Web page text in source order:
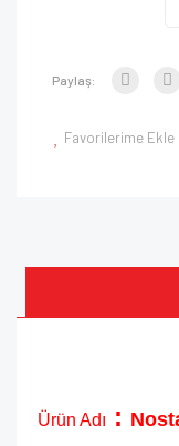
Paylaş:
Favorilerime Ekle
Ürün Adı :